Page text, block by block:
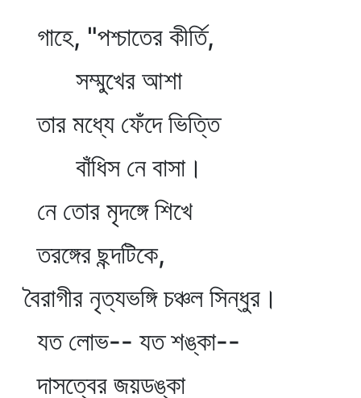
গাহে, "পশ্চাতের কীর্তি,
সম্মুখের আশা
তার মধ্যে ফেঁদে ভিত্তি
বাঁধিস নে বাসা।
নে তোর মৃদঙ্গে শিখে
তরঙ্গের ছন্দটিকে,
বৈরাগীর নৃত্যভঙ্গি চঞ্চল সিন্ধুর।
যত লোভ-- যত শঙ্কা--
দাসত্বের জয়ডঙ্কা